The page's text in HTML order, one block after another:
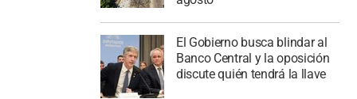
El Gobierno busca blindar al
Banco Central y la oposición
discute quién tendrá la llave